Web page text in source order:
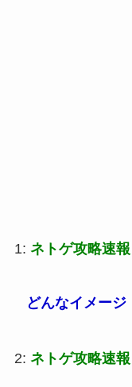
1: ネトゲ攻略速報
どんなイメージ
2: ネトゲ攻略速報